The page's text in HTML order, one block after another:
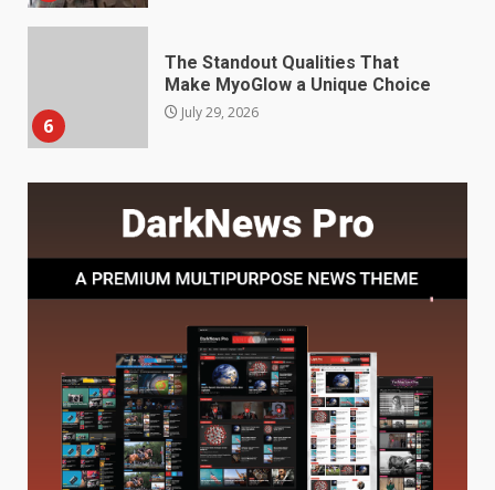
6
The Standout Qualities That
Make MyoGlow a Unique Choice
July 29, 2026
7
Station for Camping: Key
Features and Buying Tips
July 28, 2026
Baking Soda Trick for Weight
Loss: The Truthful Guide to
Understanding Its Benefits and
Limits
August 4, 2026
Digital Product Passport